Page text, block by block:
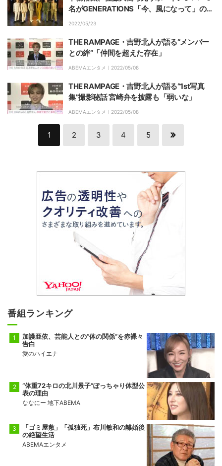
名がGENERATIONS「今、風になって」のダ
ンスカバーを披露
2022/05/23
THE RAMPAGE・吉野北人が語る“メンバー
との絆”「仲間を超えた存在」
ABEMAエンタメ｜ 2022/05/08
THE RAMPAGE・吉野北人が語る“1st写真
集”撮影秘話 宮崎弁を披露も「弱いな」
ABEMAエンタメ｜ 2022/05/08
1 2 3 4 5
番組ランキング
加護亜依、芸能人との“体の関係”を赤裸々
告白
愛のハイエナ
“体重72キロの北川景子”ぽっちゃり体型公
表の理由
ななにー 地下ABEMA
「ゴミ屋敷」「孤独死」布川敏和の離婚後
の絶望生活
ABEMAエンタメ